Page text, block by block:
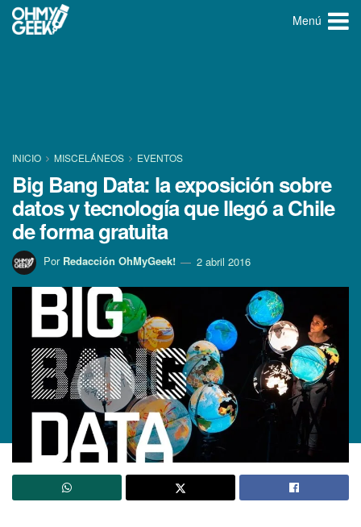
Menú
INICIO MISCELÁNEOS EVENTOS
Big Bang Data: la exposición sobre
datos y tecnologí­a que llegó a Chile
de forma gratuita
Por Redacción OhMyGeek! 2 abril 2016